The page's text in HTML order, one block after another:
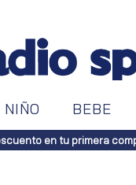
NIÑO BEBE
en tu primera